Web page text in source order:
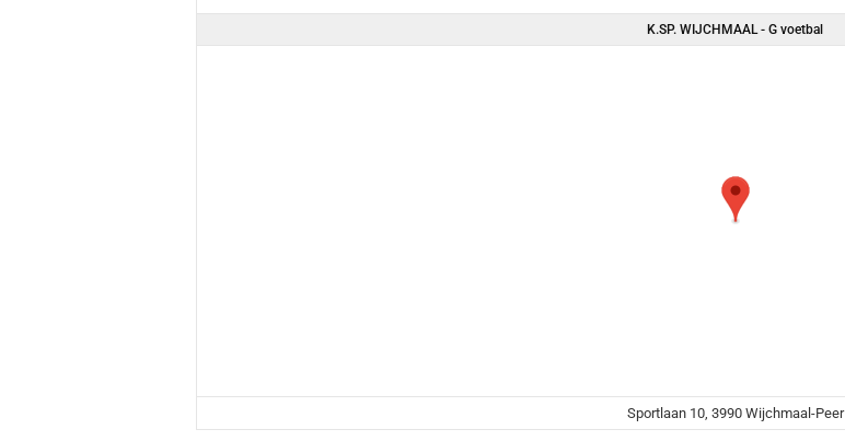
K.SP. WIJCHMAAL - G voetbal
Sportlaan 10, 3990 Wijchmaal-Peer